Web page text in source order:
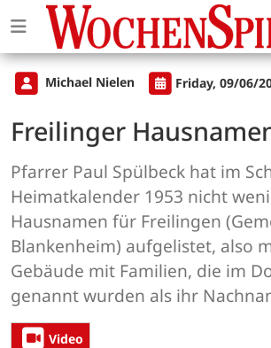
Michael Nielen Friday, 09/06/
Freilinger
Pfarrer Paul Spülbeck hat im
Heimatkalender 1953 nicht
Hausnamen für Freilingen
Blankenheim) aufgelistet, also
Gebäude mit Familien, die im
genannt wurden als ihr
Video